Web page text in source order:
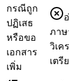
กรณีถูก
ปฏิเสธ
หรือขอ
เอกสาร
เพิ่ม
ภาษ
วิเค
เตรี